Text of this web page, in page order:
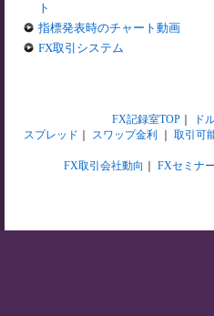
ト
指標発表時のチャート動画
FX取引システム
FX記録室TOP｜ ド
スプレッド
スワップ金利 取引可
FX取引会社動向 FXセミナー